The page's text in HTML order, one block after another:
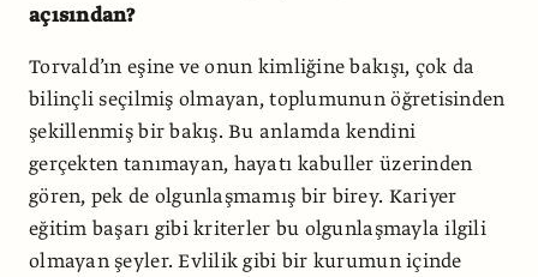
açısından?
Torvald’ın eşine ve onun kimliğine bakışı, çok da
bilinçli seçilmiş olmayan, toplumunun öğretisinden
şekillenmiş bir bakış. Bu anlamda kendini
gerçekten tanımayan, hayatı kabuller üzerinden
gören, pek de olgunlaşmamış bir birey. Kariyer
eğitim başarı gibi kriterler bu olgunlaşmayla ilgili
olmayan şeyler. Evlilik gibi bir kurumun içinde